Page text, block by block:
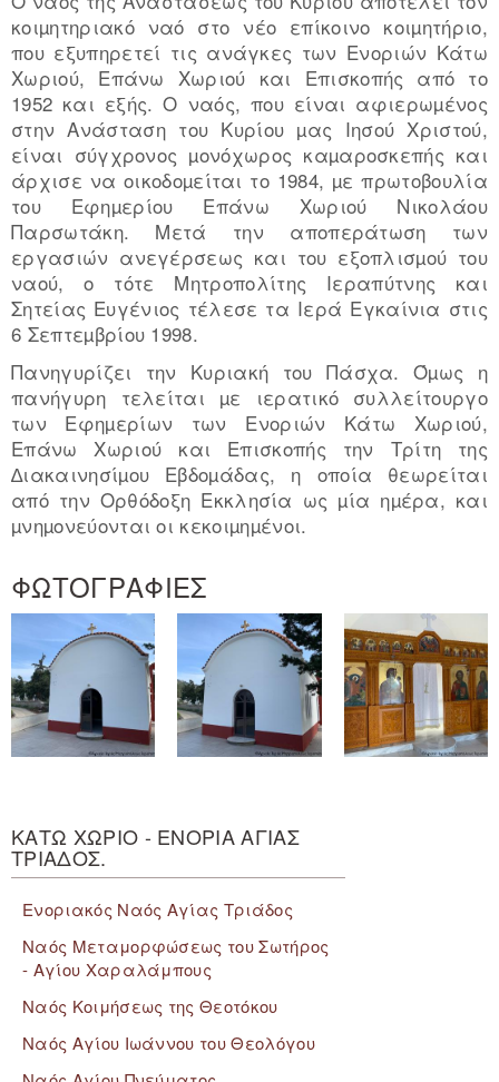
κοιµητηριακό ναό στο νέο επίκοινο κοιµητήριο,
που εξυπηρετεί τις ανάγκες των Ενοριών Κάτω
Χωριού, Επάνω Χωριού και Επισκοπής από το
1952 και εξής. Ο ναός, που είναι αφιερωµένος
στην Ανάσταση του Κυρίου µας Ιησού Χριστού,
είναι σύγχρονος µονόχωρος καµαροσκεπής και
άρχισε να οικοδοµείται το 1984, µε πρωτοβουλία
του Εφηµερίου Επάνω Χωριού Νικολάου
Παρσωτάκη. Μετά την αποπεράτωση των
εργασιών ανεγέρσεως και του εξοπλισµού του
ναού, ο τότε Μητροπολίτης Ιεραπύτνης και
Σητείας Ευγένιος τέλεσε τα Ιερά Εγκαίνια στις
6 Σεπτεµβρίου 1998.
Πανηγυρίζει την Κυριακή του Πάσχα. Όµως η
πανήγυρη τελείται µε ιερατικό συλλείτουργο
των Εφηµερίων των Ενοριών Κάτω Χωριού,
Επάνω Χωριού και Επισκοπής την Τρίτη της
∆ιακαινησίµου Εβδοµάδας, η οποία θεωρείται
από την Ορθόδοξη Εκκλησία ως µία ηµέρα, και
µνηµονεύονται οι κεκοιµηµένοι.
ΦΩΤΟΓΡΑΦΙΕΣ
ΚΑΤΩ ΧΩΡΙΟ - ΕΝΟΡΙΑ ΑΓΙΑΣ
ΤΡΙΑΔΟΣ.
Ενοριακός Ναός Αγίας Τριάδος
Ναός Μεταμορφώσεως του Σωτήρος
- Αγίου Χαραλάμπους
Ναός Κοιμήσεως της Θεοτόκου
Ναός Αγίου Ιωάννου του Θεολόγου